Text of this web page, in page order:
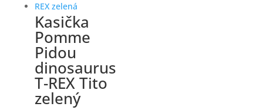
Kasička
Pomme
Pidou
dinosaurus
T-REX Tito
zelený